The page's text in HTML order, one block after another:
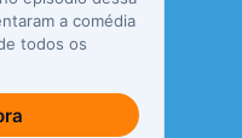
a comédia
todos os